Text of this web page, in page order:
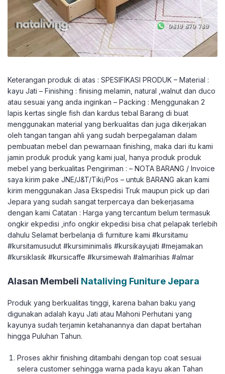
Keterangan produk di atas : SPESIFIKASI PRODUK – Material :
kayu Jati – Finishing : finising melamin, natural ,walnut dan duco
atau sesuai yang anda inginkan – Packing : Menggunakan 2
lapis kertas single fish dan kardus tebal Barang di buat
menggunakan material yang berkualitas dan juga dikerjakan
oleh tangan tangan ahli yang sudah berpegalaman dalam
pembuatan mebel dan pewarnaan finishing, maka dari itu kami
jamin produk produk yang kami jual, hanya produk produk
mebel yang berkualitas Pengiriman : – NOTA BARANG / Invoice
saya kirim pake JNE/J&T/Tiki/Pos – untuk BARANG akan kami
kirim menggunakan Jasa Ekspedisi Truk maupun pick up dari
Jepara yang sudah sangat terpercaya dan bekerjasama
dengan kami Catatan : Harga yang tercantum belum termasuk
ongkir ekpedisi ,info ongkir ekpedisi bisa chat pelapak terlebih
dahulu Selamat berbelanja di furniture kami #kursitamu
#kursitamusudut #kursiminimalis #kursikayujati #mejamakan
#kursiklasik #kursicaffe #kursimewah #almarihias #almar
Alasan Membeli Nataliving Funiture Jepara
Produk yang berkualitas tinggi, karena bahan baku yang
digunakan adalah kayu Jati atau Mahoni Perhutani yang
kayunya sudah terjamin ketahanannya dan dapat bertahan
hingga Puluhan Tahun.
Proses akhir finishing ditambahi dengan top coat sesuai
selera customer sehingga warna pada kayu akan Tahan